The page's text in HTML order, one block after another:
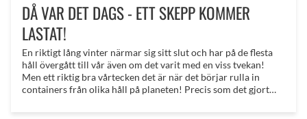
DÅ VAR DET DAGS - ETT SKEPP KOMMER
LASTAT!
En riktigt lång vinter närmar sig sitt slut och har på de flesta
håll övergått till vår även om det varit med en viss tvekan!
Men ett riktig bra vårtecken det är när det börjar rulla in
containers från olika håll på planeten! Precis som det gjort